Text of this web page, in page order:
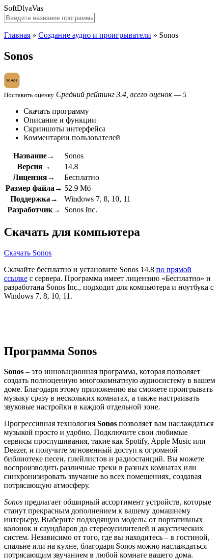
SoftDlyaVas
Главная » Создание аудио и проигрыватели » Sonos
Sonos
Поставить оценку Средний рейтинг 3.4, всего оценок — 5
Скачать программу
Описание и функции
Скриншоты интерфейса
Комментарии пользователей
Название→
Sonos
Версия→
14.8
Лицензия→
Бесплатно
Размер файла→ 52.9 Мб
Поддержка→
Windows 7, 8, 10, 11
Разработчик→
Sonos Inc.
Скачать для компьютера
Скачать Sonos
Скачайте бесплатно и установите Sonos 14.8 по прямой
ссылке с сервера. Программа имеет лицензию «Бесплатно» и
разработана Sonos Inc., подходит для компьютера и ноутбука с
Windows 7, 8, 10, 11.
Программа Sonos
Sonos – это инновационная программа, которая позволяет
создать полноценную многокомнатную аудиосистему в вашем
доме. Благодаря этому приложению вы сможете проигрывать
музыку сразу в нескольких комнатах, а также настраивать
звуковые настройки в каждой отдельной зоне.
Прогрессивная технология Sonos позволяет вам наслаждаться
музыкой просто и удобно. Подключите свои любимые
сервисы прослушивания, такие как Spotify, Apple Music или
Deezer, и получите мгновенный доступ к огромной
библиотеке песен, плейлистов и радиостанций. Вы можете
воспроизводить различные треки в разных комнатах или
синхронизировать звучание во всех помещениях, создавая
потрясающую атмосферу.
Sonos предлагает обширный ассортимент устройств, которые
станут прекрасным дополнением к вашему домашнему
интерьеру. Выберите подходящую модель: от портативных
колонок и саундбаров до стереоусилителей и акустических
систем. Независимо от того, где вы находитесь – в гостиной,
спальне или на кухне, благодаря Sonos можно наслаждаться
потрясающим звучанием в любой комнате вашего дома.